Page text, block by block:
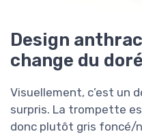
Design
change du
Visuellement, c’est un
surpris. La trompette
donc plutôt gris foncé/